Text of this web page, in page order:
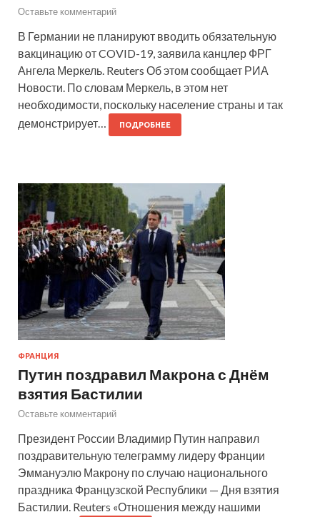
Оставьте комментарий
В Германии не планируют вводить обязательную
вакцинацию от COVID-19, заявила канцлер ФРГ
Ангела Меркель. Reuters Об этом сообщает РИА
Новости. По словам Меркель, в этом нет
необходимости, поскольку население страны и так
демонстрирует…
ПОДРОБНЕЕ
ФРАНЦИЯ
Путин поздравил Макрона с Днём
взятия Бастилии
Оставьте комментарий
Президент России Владимир Путин направил
поздравительную телеграмму лидеру Франции
Эммануэлю Макрону по случаю национального
праздника Французской Республики — Дня взятия
Бастилии. Reuters «Отношения между нашими